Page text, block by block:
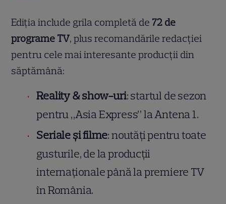
Ediția include grila completă de 72 de
programe TV, plus recomandările redacției
pentru cele mai interesante producții din
săptămână:
Reality & show-uri: startul de sezon
pentru „Asia Express” la Antena 1.
Seriale și filme: noutăți pentru toate
gusturile, de la producții
internaționale până la premiere TV
în România.